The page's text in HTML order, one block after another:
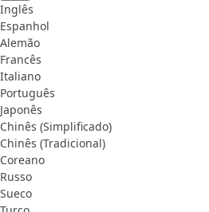
Inglês
Espanhol
Alemão
Francês
Italiano
Português
Japonês
Chinês (Simplificado)
Chinês (Tradicional)
Coreano
Russo
Sueco